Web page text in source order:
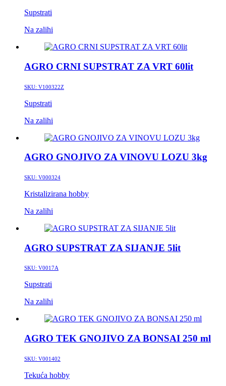
Supstrati
Na zalihi
AGRO CRNI SUPSTRAT ZA VRT 60lit
SKU: V100322Z
Supstrati
Na zalihi
AGRO GNOJIVO ZA VINOVU LOZU 3kg
SKU: V000324
Kristalizirana hobby
Na zalihi
AGRO SUPSTRAT ZA SIJANJE 5lit
SKU: V0017A
Supstrati
Na zalihi
AGRO TEK GNOJIVO ZA BONSAI 250 ml
SKU: V001402
Tekuća hobby